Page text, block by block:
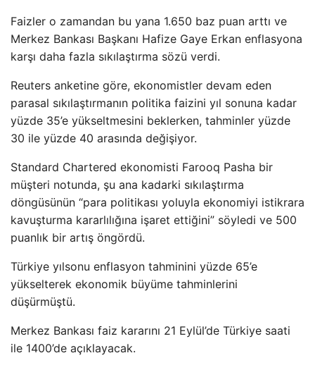
Faizler o zamandan bu yana 1.650 baz puan arttı ve
Merkez Bankası Başkanı Hafize Gaye Erkan enflasyona
karşı daha fazla sıkılaştırma sözü verdi.
Reuters anketine göre, ekonomistler devam eden
parasal sıkılaştırmanın politika faizini yıl sonuna kadar
yüzde 35’e yükseltmesini beklerken, tahminler yüzde
30 ile yüzde 40 arasında değişiyor.
Standard Chartered ekonomisti Farooq Pasha bir
müşteri notunda, şu ana kadarki sıkılaştırma
döngüsünün “para politikası yoluyla ekonomiyi istikrara
kavuşturma kararlılığına işaret ettiğini” söyledi ve 500
puanlık bir artış öngördü.
Türkiye yılsonu enflasyon tahminini yüzde 65’e
yükselterek ekonomik büyüme tahminlerini
düşürmüştü.
Merkez Bankası faiz kararını 21 Eylül’de Türkiye saati
ile 1400’de açıklayacak.